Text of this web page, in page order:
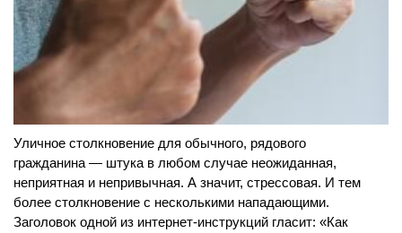
Уличное столкновение для обычного, рядового
гражданина — штука в любом случае неожиданная,
неприятная и непривычная. А значит, стрессовая. И тем
более столкновение с несколькими нападающими.
Заголовок одной из интернет-инструкций гласит: «Как